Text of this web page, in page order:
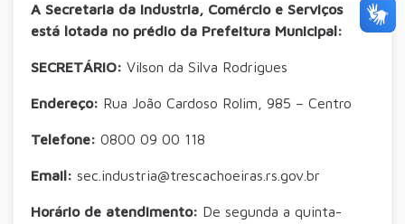
A Secretaria da Industria, Comércio e Serviços
está lotada no prédio da Prefeitura Municipal:
SECRETÁRIO: Vilson da Silva Rodrigues
Endereço: Rua João Cardoso Rolim, 985 – Centro
Telefone: 0800 09 00 118
Email: sec.industria@trescachoeiras.rs.gov.br
Horário de atendimento: De segunda a quinta-